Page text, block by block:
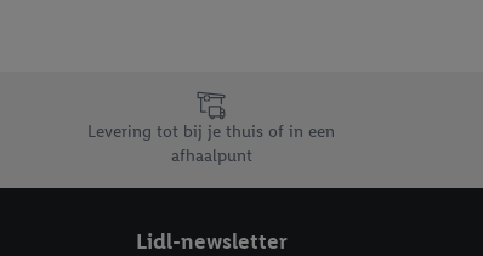
Levering tot bij je thuis of in een
afhaalpunt
Lidl-newsletter
de gegevens en uw recht om uw toestemming te allen tijde met
privacyverklaring .Je vindt het impressum hier.